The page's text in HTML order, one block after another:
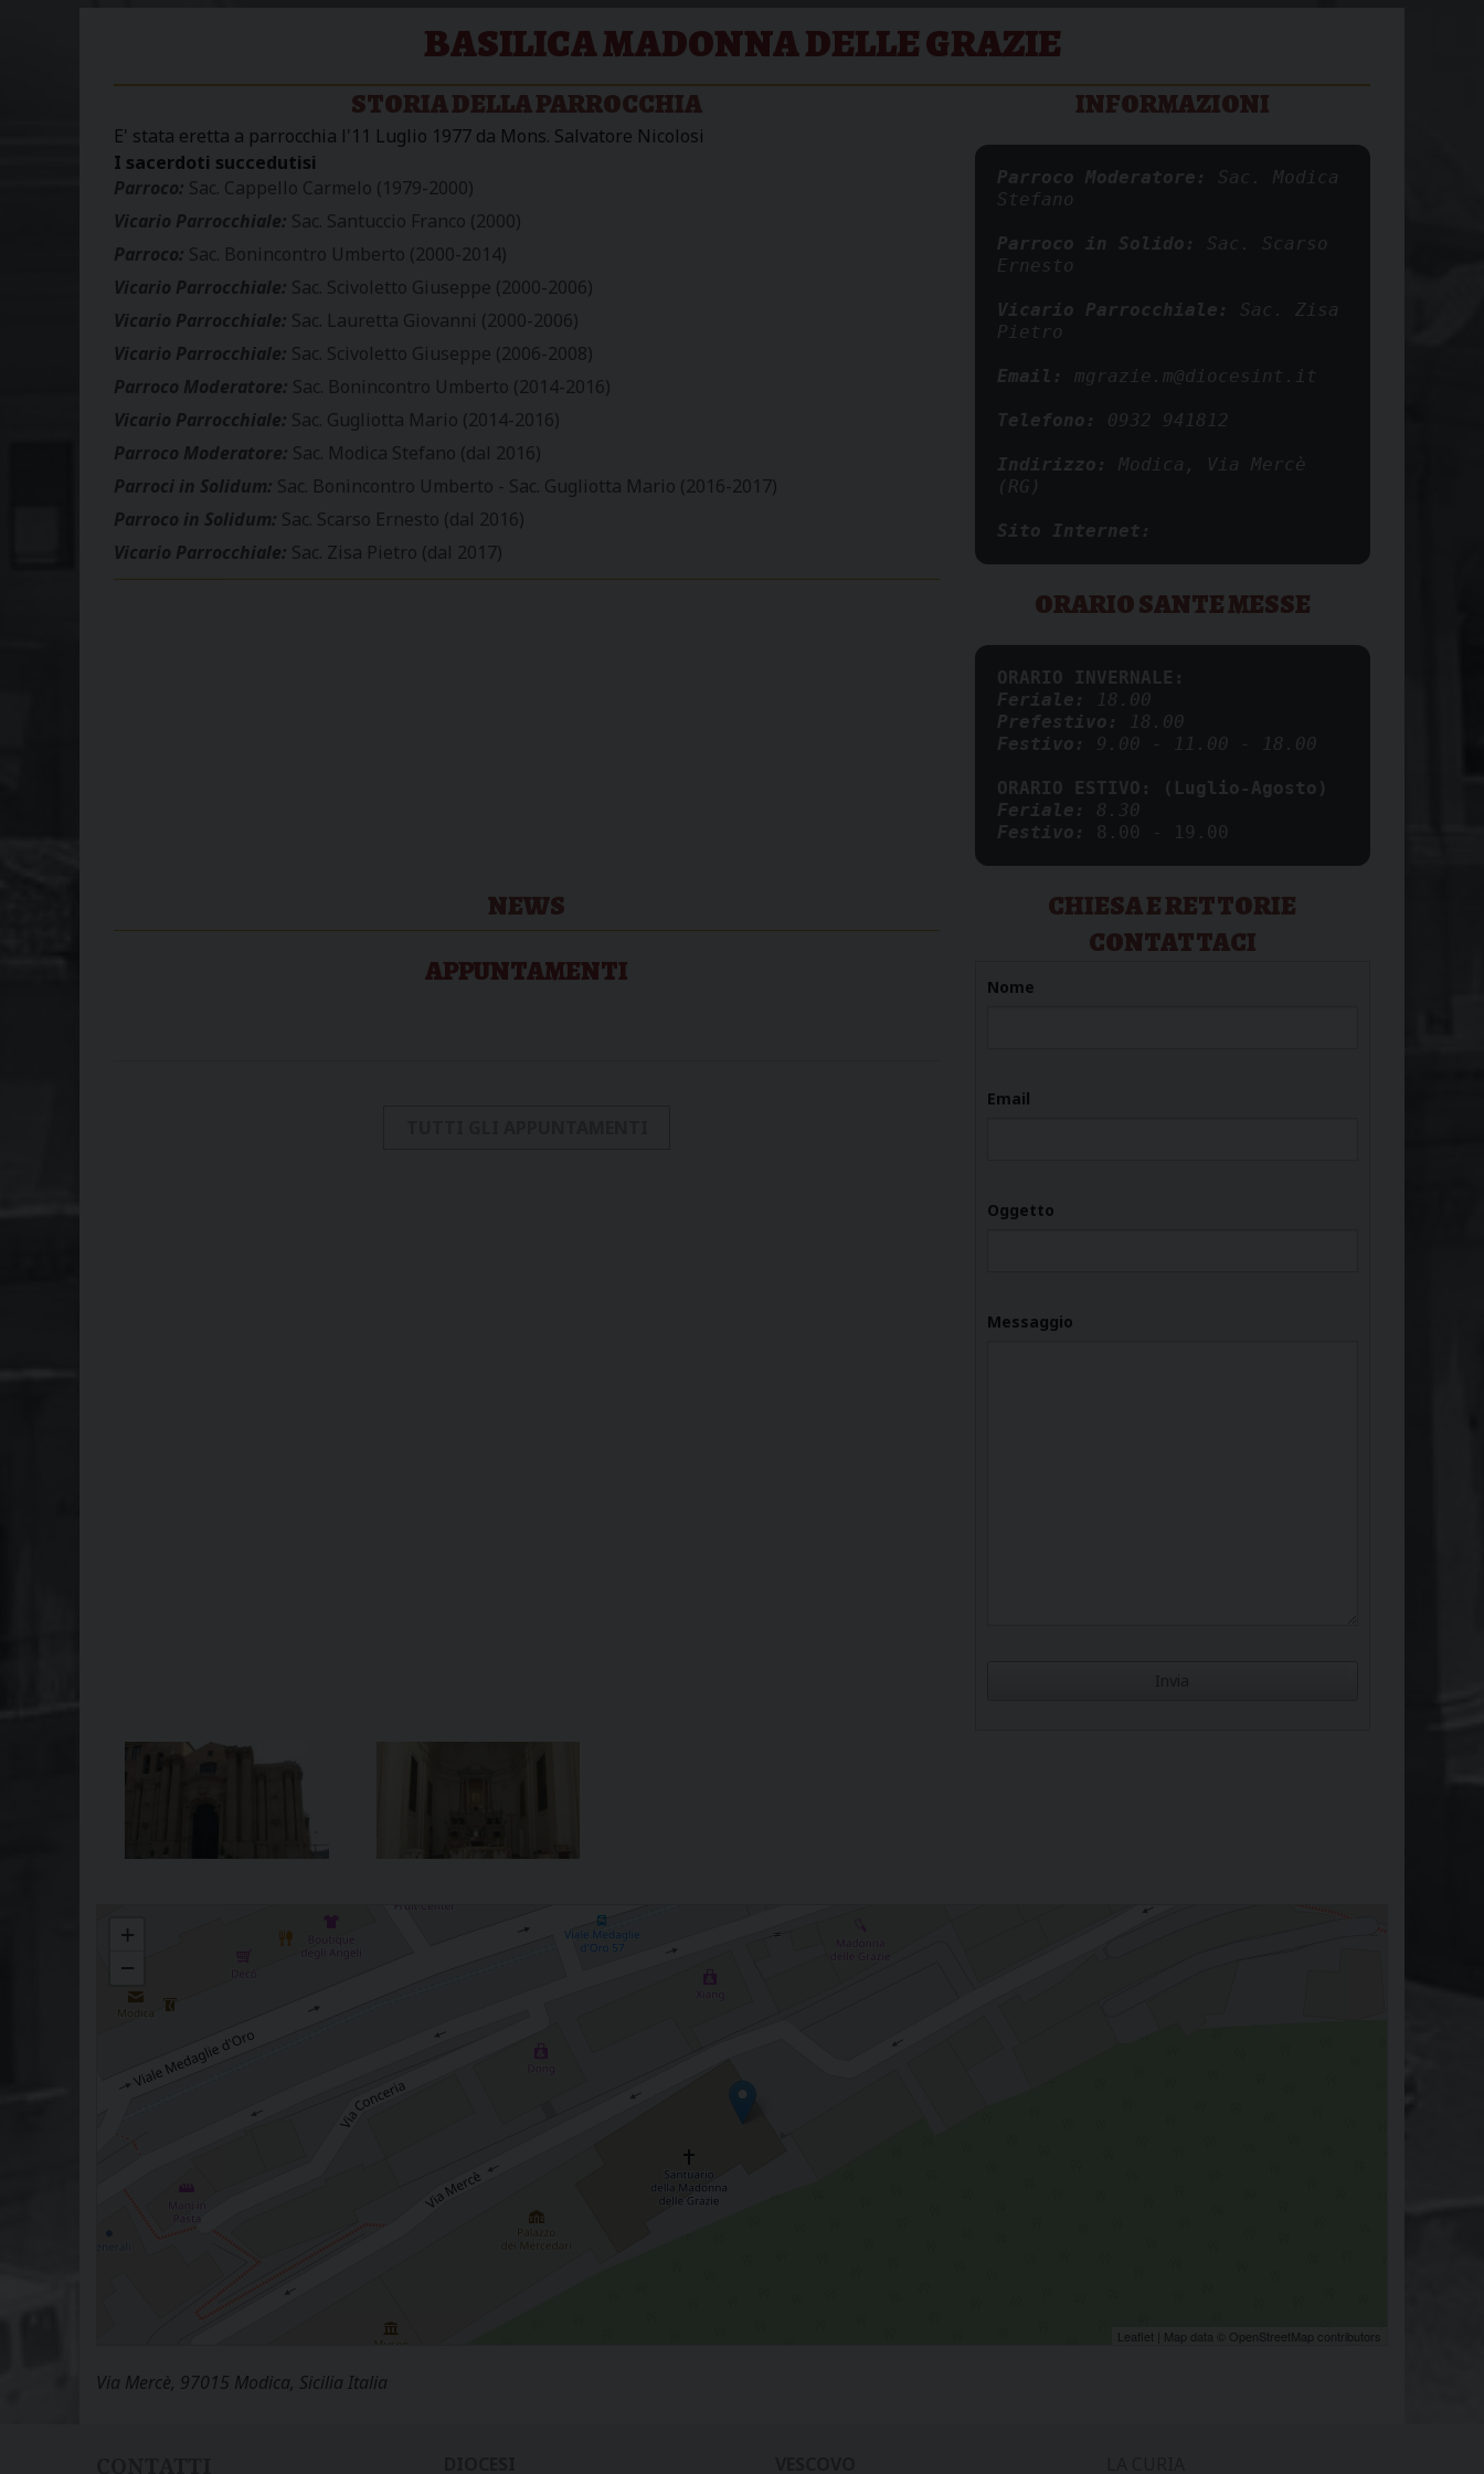
BASILICA MADONNA DELLE GRAZIE
STORIA DELLA PARROCCHIA
E' stata eretta a parrocchia l'11 Luglio 1977 da Mons. Salvatore Nicolosi
I sacerdoti succedutisi
Parroco: Sac. Cappello Carmelo (1979-2000)
Vicario Parrocchiale: Sac. Santuccio Franco (2000)
Parroco: Sac. Bonincontro Umberto (2000-2014)
Vicario Parrocchiale: Sac. Scivoletto Giuseppe (2000-2006)
Vicario Parrocchiale: Sac. Lauretta Giovanni (2000-2006)
Vicario Parrocchiale: Sac. Scivoletto Giuseppe (2006-2008)
Parroco Moderatore: Sac. Bonincontro Umberto (2014-2016)
Vicario Parrocchiale: Sac. Gugliotta Mario (2014-2016)
Parroco Moderatore: Sac. Modica Stefano (dal 2016)
Parroci in Solidum: Sac. Bonincontro Umberto - Sac. Gugliotta Mario (2016-2017)
Parroco in Solidum: Sac. Scarso Ernesto (dal 2016)
Vicario Parrocchiale: Sac. Zisa Pietro (dal 2017)
INFORMAZIONI
Parroco Moderatore:
Sac. Modica
Stefano
Parroco in Solido:
Sac. Scarso
Ernesto
Vicario Parrocchiale:
Sac. Zisa
Pietro
Email: mgrazie.m@diocesint.it
Telefono: 0932 941812
Indirizzo: Modica, Via Mercè
(RG)
Sito Internet:
ORARIO SANTE MESSE
ORARIO INVERNALE:
Feriale:
18.00
Prefestivo:
18.00
Festivo:
9.00 - 11.00 - 18.00
Feriale: 8.30
Festivo:
8.00 - 19.00
NEWS
APPUNTAMENTI
CHIESA E RETTORIE
CONTATTACI
Nome
Email
Oggetto
Messaggio
+
−
Leaflet | Map data © OpenStreetMap contributors
Via Mercè, 97015 Modica, Sicilia Italia